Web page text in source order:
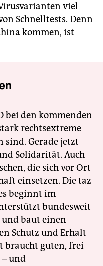
viel
Schnelltests. Denn
kommen, ist
bei den kommenden
rechtsextreme
sind. Gerade jetzt
Solidarität. Auch
die sich vor Ort
einsetzen. Die taz
beginnt im
bundesweit
baut einen
Schutz und Erhalt
braucht guten, frei
und